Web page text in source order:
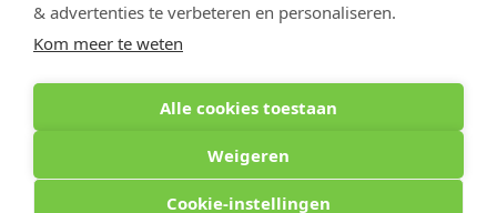
& advertenties te verbeteren en personaliseren.
Kom meer te weten
Alle cookies toestaan
Weigeren
Cookie-instellingen
Optiphar Apotheek (Dermatheek BVBA) - Antwerpseweg 81b - 2440 Geel - BE